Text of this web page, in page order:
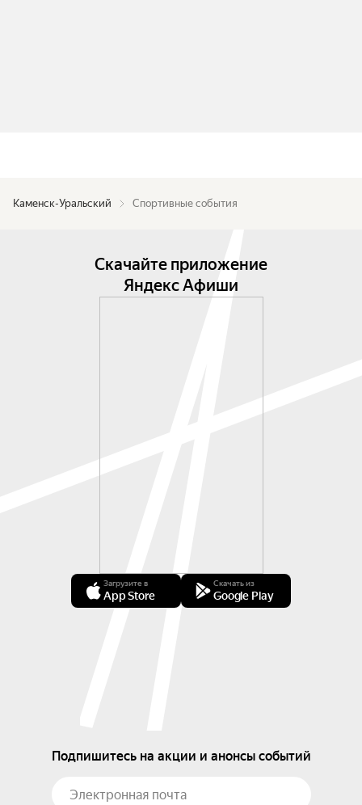
Каменск-Уральский Спортивные события
Скачайте приложение
Яндекс Афиши
Загрузите в
App Store
Скачать из
Google Play
Подпишитесь на акции и анонсы событий